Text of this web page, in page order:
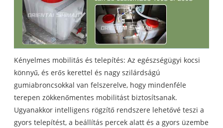
Kényelmes mobilitás és telepítés: Az egészségügyi kocsi
könnyű, és erős kerettel és nagy szilárdságú
gumiabroncsokkal van felszerelve, hogy mindenféle
terepen zökkenőmentes mobilitást biztosítsanak.
Ugyanakkor intelligens rögzítő rendszere lehetővé teszi a
gyors telepítést, a beállítás percek alatt és a gyors üzembe